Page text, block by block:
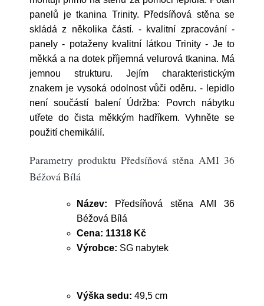
panelů je tkanina Trinity. Předsíňová stěna se
skládá z několika částí. - kvalitní zpracování -
panely - potaženy kvalitní látkou Trinity - Je to
měkká a na dotek příjemná velurová tkanina. Má
jemnou strukturu. Jejím charakteristickým
znakem je vysoká odolnost vůči oděru. - lepidlo
není součástí balení Údržba: Povrch nábytku
utřete do čista měkkým hadříkem. Vyhněte se
použití chemikálií.
Parametry produktu Předsíňová stěna AMI 36
Béžová Bílá
Název: Předsíňová stěna AMI 36
Béžová Bílá
Cena: 11318 Kč
Výrobce: SG nabytek
Výška sedu: 49,5 cm